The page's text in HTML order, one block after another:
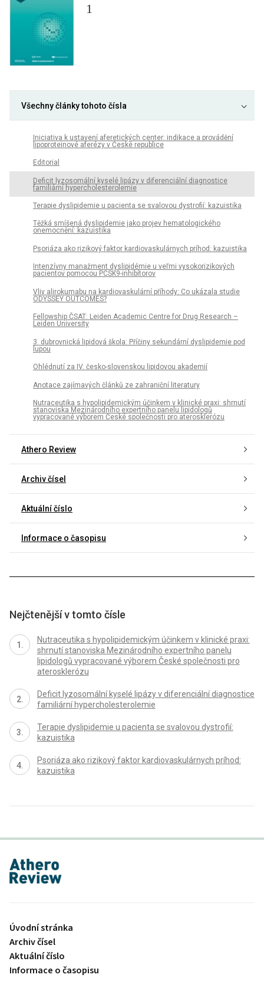
1
Všechny články tohoto čísla
Iniciativa k ustavení aferetických center: indikace a provádění
lipoproteinové aferézy v České republice
Editorial
Deficit lyzosomální kyselé lipázy v diferenciální diagnostice
familiární hypercholesterolemie
Terapie dyslipidemie u pacienta se svalovou dystrofií: kazuistika
Těžká smíšená dyslipidemie jako projev hematologického
onemocnění: kazuistika
Psoriáza ako rizikový faktor kardiovaskulárnych príhod: kazuistika
Intenzívny manažment dyslipidémie u veľmi vysokorizikových
pacientov pomocou PCSK9-inhibítorov
Vliv alirokumabu na kardiovaskulární příhody: Co ukázala studie
ODYSSEY OUTCOMES?
Fellowship ČSAT: Leiden Academic Centre for Drug Research –
Leiden University
3. dubrovnická lipidová škola: Příčiny sekundární dyslipidemie pod
lupou
Ohlédnutí za IV. česko-slovenskou lipidovou akademií
Anotace zajímavých článků ze zahraniční literatury
Nutraceutika s hypolipidemickým účinkem v klinické praxi: shrnutí
stanoviska Mezinárodního expertního panelu lipidologů
vypracované výborem České společnosti pro aterosklerózu
Athero Review
Archiv čísel
Aktuální číslo
Informace o časopisu
Nejčtenější v tomto čísle
Nutraceutika s hypolipidemickým účinkem v klinické praxi:
shrnutí stanoviska Mezinárodního expertního panelu
lipidologů vypracované výborem České společnosti pro
aterosklerózu
Deficit lyzosomální kyselé lipázy v diferenciální diagnostice
familiární hypercholesterolemie
Terapie dyslipidemie u pacienta se svalovou dystrofií:
kazuistika
Psoriáza ako rizikový faktor kardiovaskulárnych príhod:
kazuistika
proLékaře.cz
Úvodní stránka
Archiv čísel
Aktuální číslo
Informace o časopisu